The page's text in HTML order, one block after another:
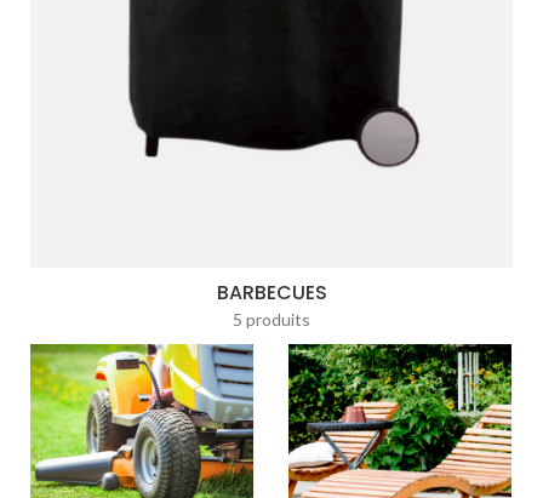
BARBECUES
5 produits